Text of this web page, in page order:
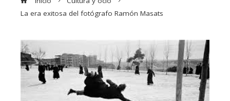
La era exitosa del fotógrafo Ramón Masats